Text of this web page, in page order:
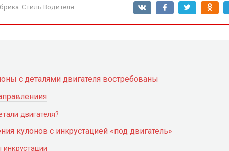
Стиль Водителя
с деталями двигателя востребованы
двигателя?
кулонов с инкрустацией «под двигатель»